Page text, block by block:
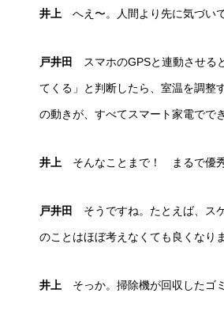
井上 へえ〜。人間より先に気づい
戸井田 スマホのGPSと連動させる
てくる」と判断したら、室温を調整
の動きが、すべてスマート家電でで
井上 そんなことまで！ まるで優
戸井田 そうですね。たとえば、ス
のことはほぼ考えなくても良くなりま
井上 そっか。掃除機が回収したゴ